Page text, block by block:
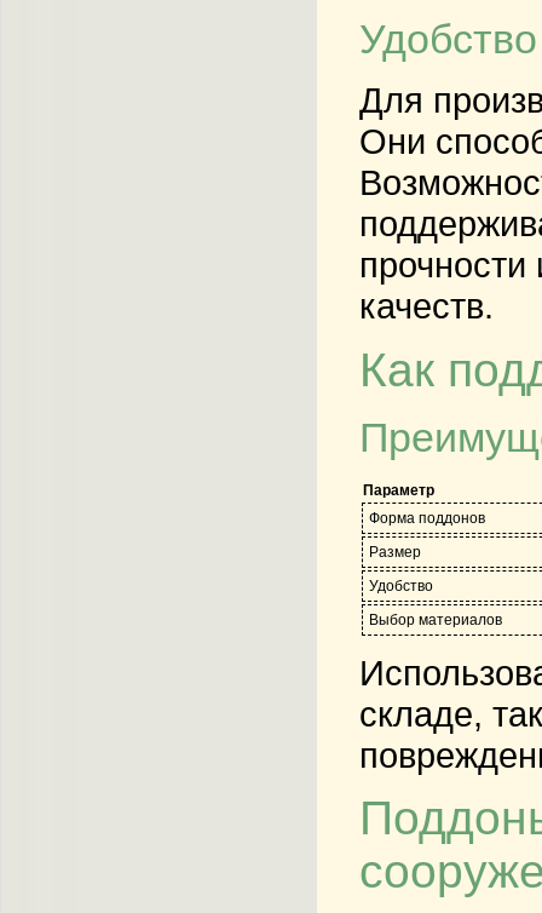
Для
Они
прочности
качеств.
Как
Параметр
Форма поддонов
Размер
Удобство
Выбор материалов
складе,